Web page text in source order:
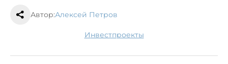
Автор:Алексей Петров
инвестпроекты